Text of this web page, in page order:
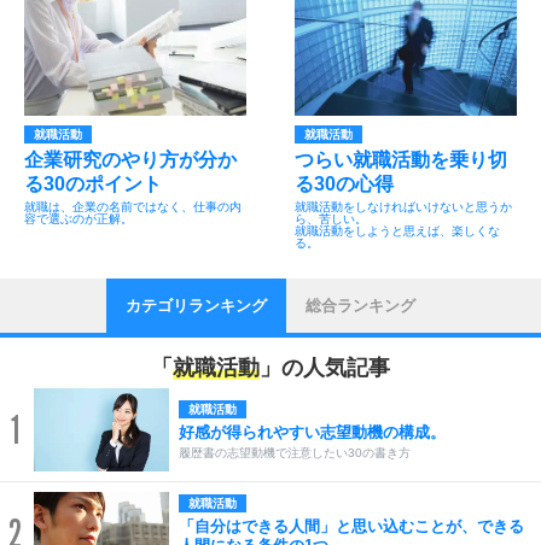
就職活動
企業研究のやり方が分か
る30のポイント
就職は、企業の名前ではなく、仕事の内
容で選ぶのが正解。
就職活動
つらい就職活動を乗り切
る30の心得
就職活動をしなければいけないと思うか
ら、苦しい。
就職活動をしようと思えば、楽しくな
る。
カテゴリランキング 総合ランキング
「 就職活動 」の人気記事
1 就職活動
好感が得られやすい志望動機の構成。
履歴書の志望動機で注意したい30の書き方
2
就職活動
「自分はできる人間」と思い込むことが、できる